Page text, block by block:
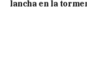
lancha en la